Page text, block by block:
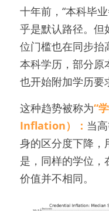
十年前，“本科毕
乎是默认路径。但
位门槛也在同步抬
本科学历，部分原
也开始附加学历要
这种趋势被称为“
Inflation）： 当
身的区分度下降，
是，同样的学位，
价值并不相同。